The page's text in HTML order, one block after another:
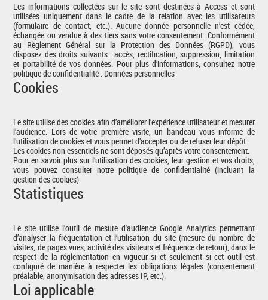
Les informations collectées sur le site sont destinées à Access et sont
utilisées uniquement dans le cadre de la relation avec les utilisateurs
(formulaire de contact, etc.). Aucune donnée personnelle n’est cédée,
échangée ou vendue à des tiers sans votre consentement. Conformément
au Règlement Général sur la Protection des Données (RGPD), vous
disposez des droits suivants : accès, rectification, suppression, limitation
et portabilité de vos données. Pour plus d’informations, consultez notre
politique de confidentialité : Données personnelles
Cookies
Le site utilise des cookies afin d’améliorer l’expérience utilisateur et mesurer
l’audience. Lors de votre première visite, un bandeau vous informe de
l’utilisation de cookies et vous permet d’accepter ou de refuser leur dépôt.
Les cookies non essentiels ne sont déposés qu’après votre consentement.
Pour en savoir plus sur l’utilisation des cookies, leur gestion et vos droits,
vous pouvez consulter notre politique de confidentialité (incluant la
gestion des cookies)
Statistiques
Le site utilise l'outil de mesure d'audience Google Analytics permettant
d’analyser la fréquentation et l’utilisation du site (mesure du nombre de
visites, de pages vues, activité des visiteurs et fréquence de retour), dans le
respect de la réglementation en vigueur si et seulement si cet outil est
configuré de manière à respecter les obligations légales (consentement
préalable, anonymisation des adresses IP, etc.).
Loi applicable